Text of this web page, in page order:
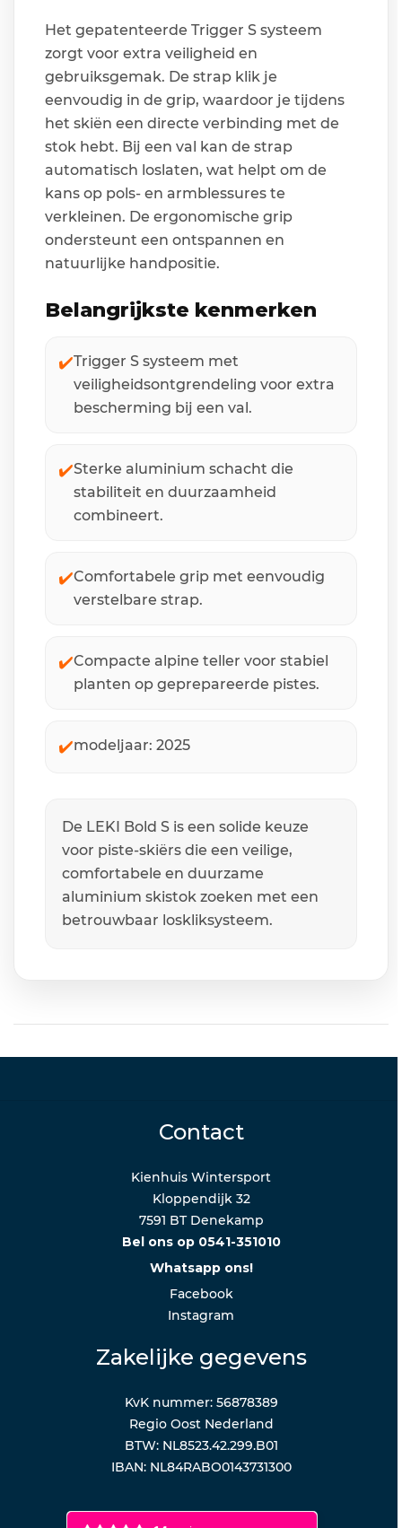
Het gepatenteerde Trigger S systeem
zorgt voor extra veiligheid en
gebruiksgemak. De strap klik je
eenvoudig in de grip, waardoor je tijdens
het skiën een directe verbinding met de
stok hebt. Bij een val kan de strap
automatisch loslaten, wat helpt om de
kans op pols- en armblessures te
verkleinen. De ergonomische grip
ondersteunt een ontspannen en
natuurlijke handpositie.
Belangrijkste kenmerken
✔️Trigger S systeem met
veiligheidsontgrendeling voor extra
bescherming bij een val.
✔️Sterke aluminium schacht die
stabiliteit en duurzaamheid
combineert.
✔️Comfortabele grip met eenvoudig
verstelbare strap.
✔️Compacte alpine teller voor stabiel
planten op geprepareerde pistes.
✔️modeljaar: 2025
De LEKI Bold S is een solide keuze
voor piste-skiërs die een veilige,
comfortabele en duurzame
aluminium skistok zoeken met een
betrouwbaar loskliksysteem.
Contact
Kienhuis Wintersport
Kloppendijk 32
7591 BT Denekamp
Bel ons op 0541-351010
Whatsapp ons!
Facebook
Instagram
Zakelijke gegevens
KvK nummer: 56878389
Regio Oost Nederland
BTW: NL8523.42.299.B01
IBAN: NL84RABO0143731300